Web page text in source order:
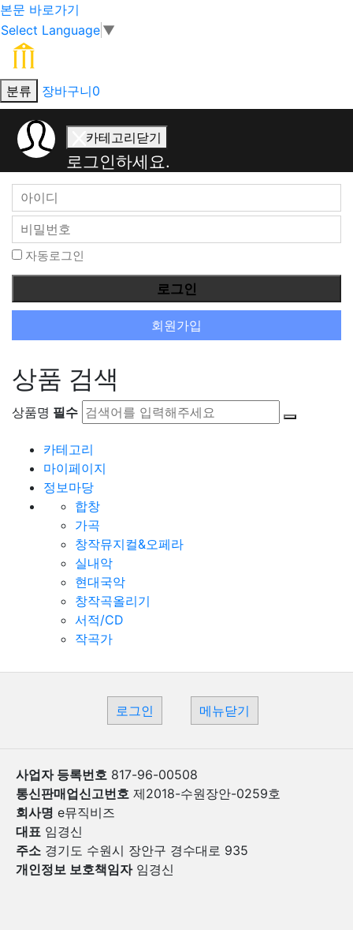
본문 바로가기
Select Language ▼
분류 장바구니0
회
원
로
그
인
카테고리닫기
로그인하세요.
자동로그인
회원가입
상품 검색
상품명 필수
카테고리
마이페이지
정보마당
합창
가곡
창작뮤지컬&오페라
실내악
현대국악
창작곡올리기
서적/CD
작곡가
로그인 메뉴닫기
사업자 등록번호 817-96-00508
통신판매업신고번호 제2018-수원장안-0259호
회사명 e뮤직비즈
대표 임경신
주소 경기도 수원시 장안구 경수대로 935
개인정보 보호책임자임경신